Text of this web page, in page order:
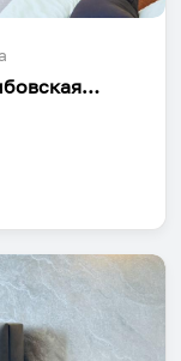
SutkiVIP (СуткиВИП) на улице Тамбовская 11